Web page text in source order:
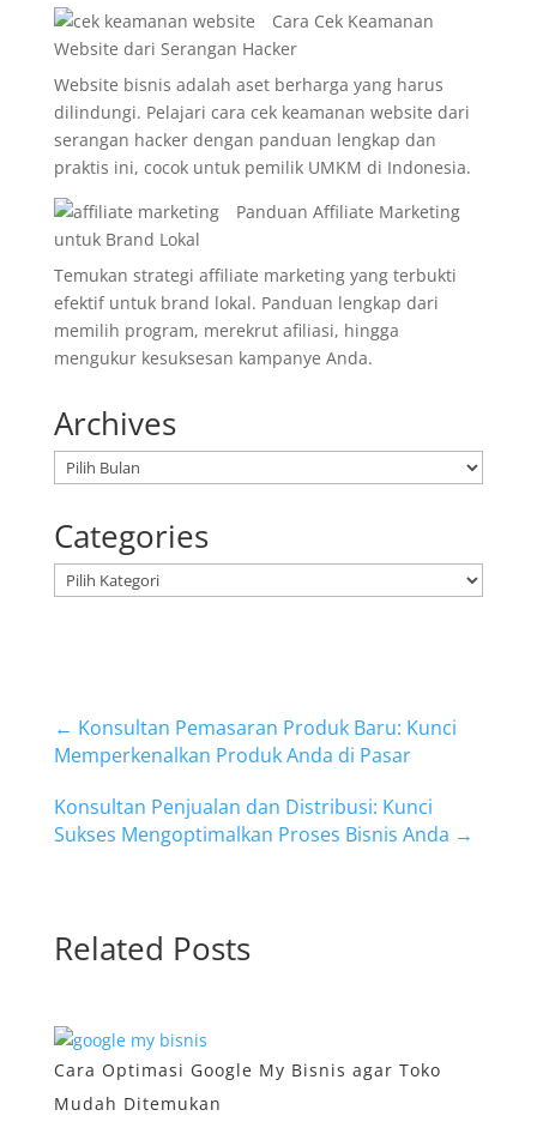
Cara Cek Keamanan
Website dari Serangan Hacker
Website bisnis adalah aset berharga yang harus
dilindungi. Pelajari cara cek keamanan website dari
serangan hacker dengan panduan lengkap dan
praktis ini, cocok untuk pemilik UMKM di Indonesia.
Panduan Affiliate Marketing
untuk Brand Lokal
Temukan strategi affiliate marketing yang terbukti
efektif untuk brand lokal. Panduan lengkap dari
memilih program, merekrut afiliasi, hingga
mengukur kesuksesan kampanye Anda.
Archives
Arsip
Categories
Kategori
← Konsultan Pemasaran Produk Baru: Kunci
Memperkenalkan Produk Anda di Pasar
Konsultan Penjualan dan Distribusi: Kunci
Sukses Mengoptimalkan Proses Bisnis Anda →
Related Posts
Cara Optimasi Google My Bisnis agar Toko
Mudah Ditemukan